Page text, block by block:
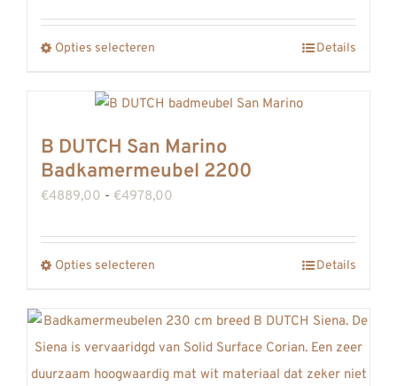
tot
Opties selecteren
heeft
variaties.
kan
op
de
productpagina
Details
B DUTCH San Marino
Badkamermeubel 2200
€4889,00 - €4978,00
tot
Opties selecteren
heeft
meerdere
variaties.
Details